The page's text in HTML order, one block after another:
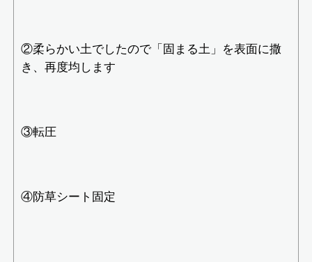
②柔らかい土でしたので「固まる土」を表面に撒
き、再度均します
③転圧
④防草シート固定